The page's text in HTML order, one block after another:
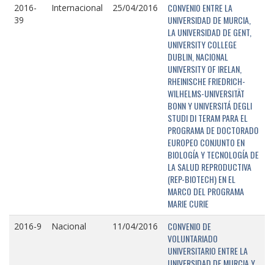
2016-
39
Internacional 25/04/2016
CONVENIO ENTRE LA
UNIVERSIDAD DE MURCIA,
LA UNIVERSIDAD DE GENT,
UNIVERSITY COLLEGE
DUBLIN, NACIONAL
UNIVERSITY OF IRELAN,
RHEINISCHE FRIEDRICH-
WILHELMS-UNIVERSITÄT
BONN Y UNIVERSITÁ DEGLI
STUDI DI TERAM PARA EL
PROGRAMA DE DOCTORADO
EUROPEO CONJUNTO EN
BIOLOGÍA Y TECNOLOGÍA DE
LA SALUD REPRODUCTIVA
(REP-BIOTECH) EN EL
MARCO DEL PROGRAMA
MARIE CURIE
2016-9 Nacional 11/04/2016
CONVENIO DE
VOLUNTARIADO
UNIVERSITARIO ENTRE LA